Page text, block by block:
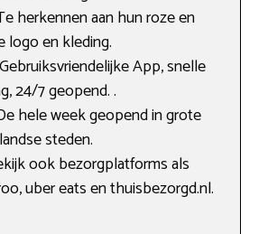
herkennen aan hun roze en
logo en kleding.
App, snelle
24/7 geopend. .
hele week geopend in grote
steden.
ook bezorgplatforms als
uber eats en thuisbezorgd.nl.